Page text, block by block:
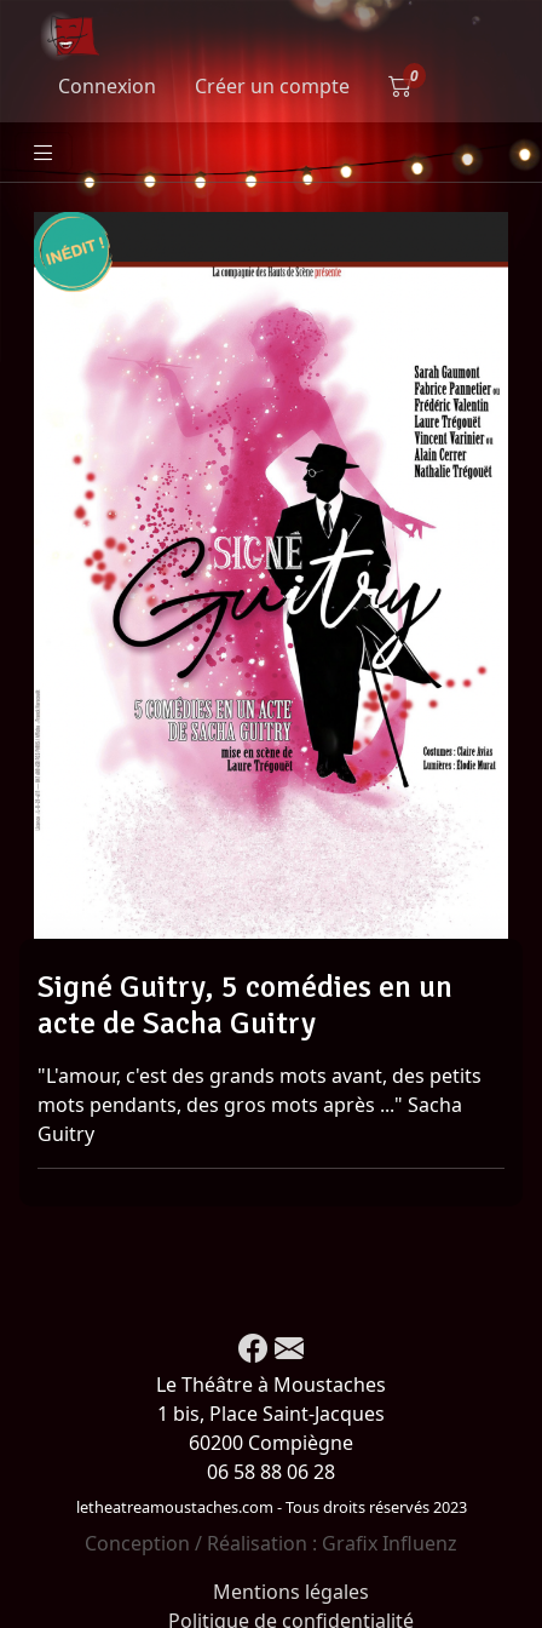
Connexion Créer un compte
Signé Guitry, 5 comédies en un acte
Signé Guitry, 5 comédies en un
acte de Sacha Guitry
"L'amour, c'est des grands mots avant, des petits
mots pendants, des gros mots après ..." Sacha
Guitry
Le Théâtre à Moustaches
1 bis, Place Saint-Jacques
60200 Compiègne
06 58 88 06 28
letheatreamoustaches.com - Tous droits réservés 2023
Conception / Réalisation : Grafix Influenz
Mentions légales
Politique de confidentialité